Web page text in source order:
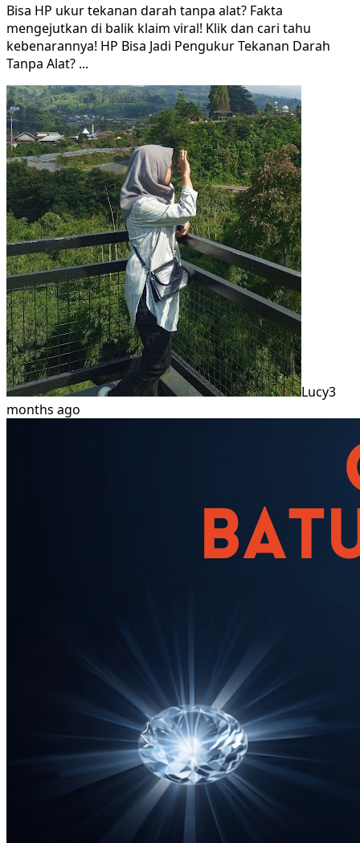
Bisa HP ukur tekanan darah tanpa alat? Fakta
mengejutkan di balik klaim viral! Klik dan cari tahu
kebenarannya! HP Bisa Jadi Pengukur Tekanan Darah
Tanpa Alat? ...
Lucy3
months ago